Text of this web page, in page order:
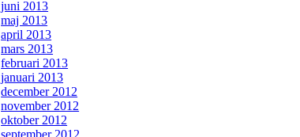
juni 2013
maj 2013
april 2013
mars 2013
februari 2013
januari 2013
december 2012
november 2012
oktober 2012
september 2012